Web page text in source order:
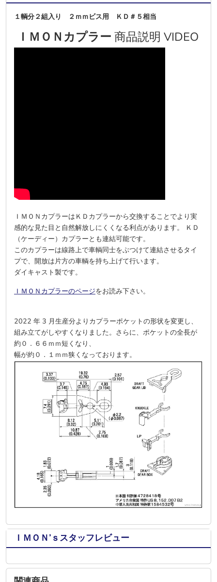
１輌分２組入り ２ｍｍビス用 ＫＤ＃５相当
ＩＭＯＮカプラー 商品説明 VIDEO
ＩＭＯＮカプラーはＫＤカプラーから交換することでより実
感的な見た目と自然解放しにくくなる利点があります。 ＫＤ
（ケーディー）カプラーとも連結可能です。
このカプラーは線路上で車輌同士をぶつけて連結させるタイ
プで、開放は片方の車輌を持ち上げて行います。
ダイキャスト製です。
ＩＭＯＮカプラーのページをお読み下さい。
2022 年 3 月生産分よりカプラーポケットの形状を変更し、
組み立てがしやすくなりました。さらに、ポケットの全長が
約０．６６ｍｍ短くなり、
幅が約０．１ｍｍ狭くなっております。
ＩＭＯＮ’ｓスタッフレビュー